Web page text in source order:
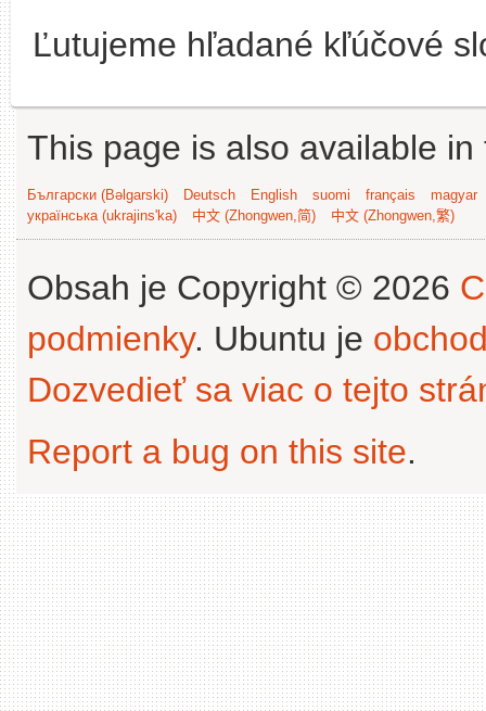
Ľutujeme hľadané kľúčové
This page is also available
Български (Bəlgarski) Deutsch English suomi français
magyar
українська (ukrajins'ka)
中文 (Zhongwen,简) 中文 (Zhongwen,繁)
Obsah je Copyright © 2026
podmienky. Ubuntu je
Dozvedieť sa viac o tejto
Report a bug on this site.